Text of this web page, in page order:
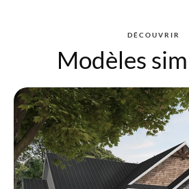
DÉCOUVRIR
Modèles